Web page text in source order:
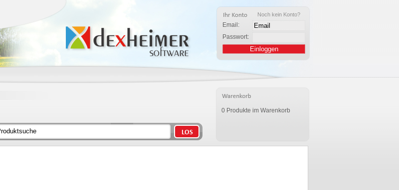
Noch kein Konto?
Email:
Passwort:
0 Produkte im Warenkorb